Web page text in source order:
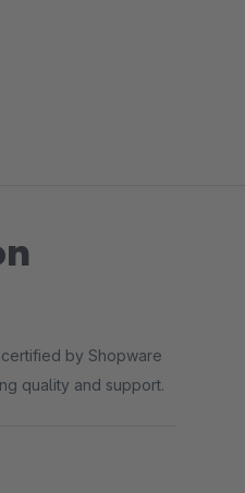
by Shopware
quality and support.